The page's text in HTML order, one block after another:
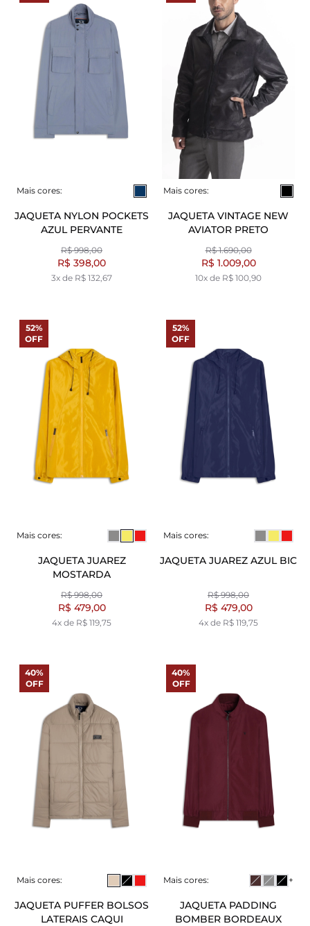
Mais cores:
JAQUETA NYLON POCKETS
AZUL PERVANTE
R$ 998,00
R$ 398,00
3x de R$ 132,67
Mais cores:
JAQUETA VINTAGE NEW
AVIATOR PRETO
R$ 1.690,00
R$ 1.009,00
10x de R$ 100,90
Mais cores:
JAQUETA JUAREZ
MOSTARDA
R$ 998,00
R$ 479,00
4x de R$ 119,75
52%
OFF
Mais cores:
JAQUETA JUAREZ AZUL BIC
R$ 998,00
R$ 479,00
4x de R$ 119,75
52%
OFF
Mais cores:
JAQUETA PUFFER BOLSOS
LATERAIS CAQUI
40%
OFF
Mais cores: +
JAQUETA PADDING
BOMBER BORDEAUX
40%
OFF